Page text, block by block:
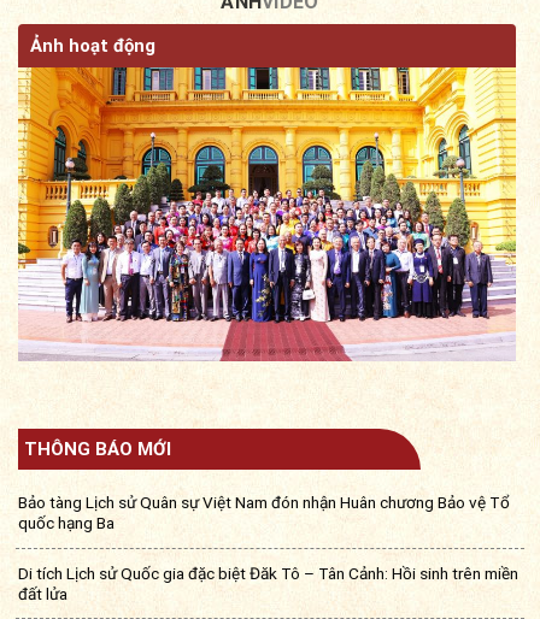
Ảnh hoạt động
THÔNG BÁO MỚI
Bảo tàng Lịch sử Quân sự Việt Nam đón nhận Huân chương Bảo vệ Tổ
quốc hạng Ba
Di tích Lịch sử Quốc gia đặc biệt Đăk Tô – Tân Cảnh: Hồi sinh trên miền
đất lửa